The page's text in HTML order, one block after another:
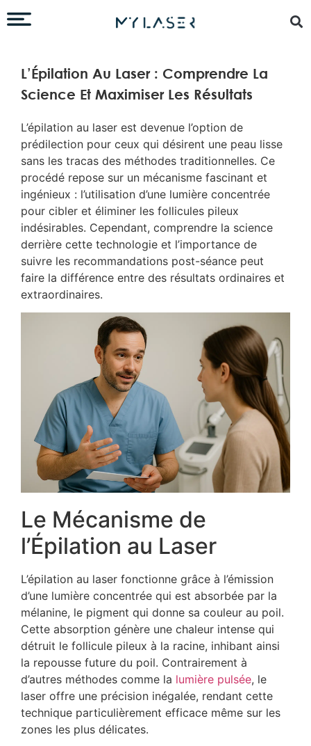
L’Épilation Au Laser : Comprendre La
Science Et Maximiser Les Résultats
L’épilation au laser est devenue l’option de
prédilection pour ceux qui désirent une peau lisse
sans les tracas des méthodes traditionnelles. Ce
procédé repose sur un mécanisme fascinant et
ingénieux : l’utilisation d’une lumière concentrée
pour cibler et éliminer les follicules pileux
indésirables. Cependant, comprendre la science
derrière cette technologie et l’importance de
suivre les recommandations post-séance peut
faire la différence entre des résultats ordinaires et
extraordinaires.
Le Mécanisme de
l’Épilation au Laser
L’épilation au laser fonctionne grâce à l’émission
d’une lumière concentrée qui est absorbée par la
mélanine, le pigment qui donne sa couleur au poil.
Cette absorption génère une chaleur intense qui
détruit le follicule pileux à la racine, inhibant ainsi
la repousse future du poil. Contrairement à
d’autres méthodes comme la lumière pulsée, le
laser offre une précision inégalée, rendant cette
technique particulièrement efficace même sur les
zones les plus délicates.